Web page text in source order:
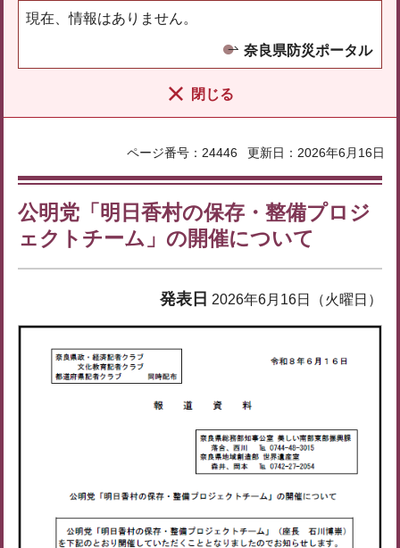
現在、情報はありません。
奈良県防災ポータル
閉じる
ページ番号：24446 更新日：2026年6月16日
公明党「明日香村の保存・整備プロジ
ェクトチーム」の開催について
発表日 2026年6月16日（火曜日）